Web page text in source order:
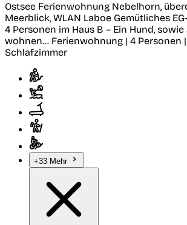
Ostsee Ferienwohnung Nebelhorn,
Meerblick, WLAN Laboe Gemütliches
4 Personen im Haus B – Ein Hund, sowie
wohnen... Ferienwohnung | 4 Personen |
Schlafzimmer
+33 Mehr